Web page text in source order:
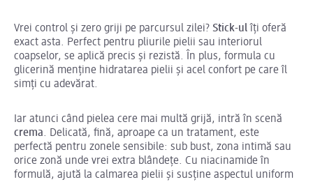
Vrei control și zero griji pe parcursul zilei? Stick-ulîți oferă
exact asta. Perfect pentru pliurile pielii sau interiorul
coapselor, se aplică precis și rezistă. În plus, formula cu
glicerină menține hidratarea pielii și acel confort pe care îl
simți cu adevărat.
Iar atunci când pielea cere mai multă grijă, intră în scenă
crema. Delicată, fină, aproape ca un tratament, este
perfectă pentru zonele sensibile: sub bust, zona intimă sau
orice zonă unde vrei extra blândețe. Cu niacinamide în
formulă, ajută la calmarea pielii și susține aspectul uniform